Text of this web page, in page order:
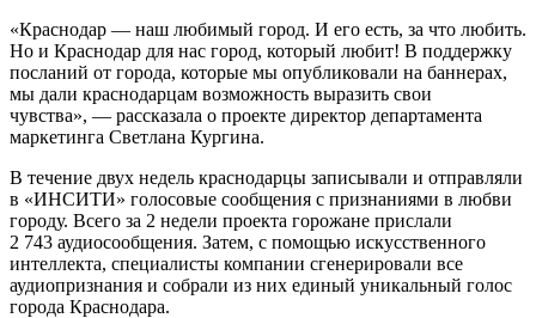
«Краснодар — наш любимый город. И его есть, за что любить.
Но и Краснодар для нас город, который любит! В поддержку
посланий от города, которые мы опубликовали на баннерах,
мы дали краснодарцам возможность выразить свои
чувства», — рассказала о проекте директор департамента
маркетинга Светлана Кургина.
В течение двух недель краснодарцы записывали и отправляли
в «ИНСИТИ» голосовые сообщения с признаниями в любви
городу. Всего за 2 недели проекта горожане прислали
2 743 аудиосообщения. Затем, с помощью искусственного
интеллекта, специалисты компании сгенерировали все
аудиопризнания и собрали из них единый уникальный голос
города Краснодара.